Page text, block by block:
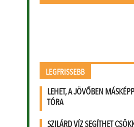
LEGFRISSEBB
LEHET, A JÖVŐBEN
TÓRA
SZILÁRD VÍZ SEGÍTHET